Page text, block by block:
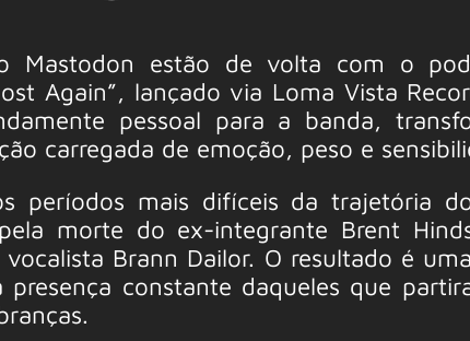
Mastodon estão de volta com o
Again”, lançado via Loma Vista
pessoal para a banda,
carregada de emoção, peso e
períodos mais difíceis da trajetória
morte do ex-integrante Brent
Brann Dailor. O resultado é
constante daqueles que